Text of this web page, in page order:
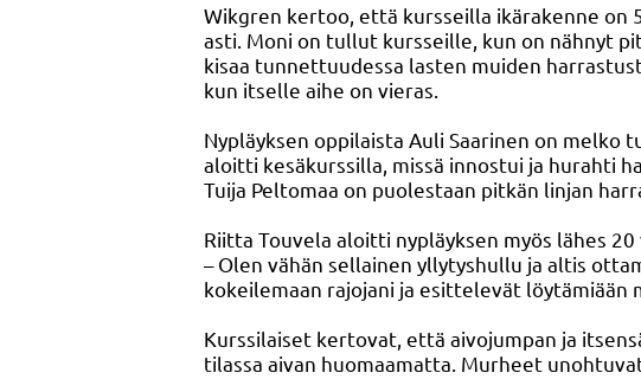
Wikgren kertoo, että kursseilla ikärakenne on
asti. Moni on tullut kursseille, kun on nähnyt
kisaa tunnettuudessa lasten muiden
kun itselle aihe on vieras.
Nypläyksen oppilaista Auli Saarinen on melko
aloitti kesäkurssilla, missä innostui ja hurahti
Tuija Peltomaa on puolestaan pitkän linjan
Riitta Touvela aloitti nypläyksen myös lähes
– Olen vähän sellainen yllytyshullu ja altis
kokeilemaan rajojani ja esittelevät löytämiään
Kurssilaiset kertovat, että aivojumpan ja
tilassa aivan huomaamatta. Murheet